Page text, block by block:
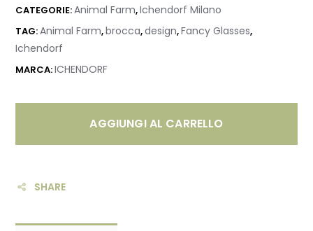
CATEGORIE:Animal Farm,Ichendorf Milano
TAG:Animal Farm,brocca,design,Fancy Glasses,
Ichendorf
MARCA:ICHENDORF
AGGIUNGI AL CARRELLO
SHARE